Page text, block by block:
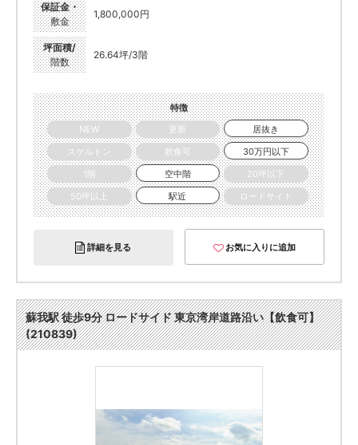
保証金・
敷金
1,800,000円
坪面積/
階数
26.64坪/3階
特徴
NEW
更新
居抜き
スケルトン
飲食可
30万円以下
1階
空中階
20坪以下
50坪以上
駅近 ロードサイド
詳細を見る お気に入りに追加
蘇我駅 徒歩9分 ロードサイド 東京湾岸道路沿い【飲食可】
(210839)